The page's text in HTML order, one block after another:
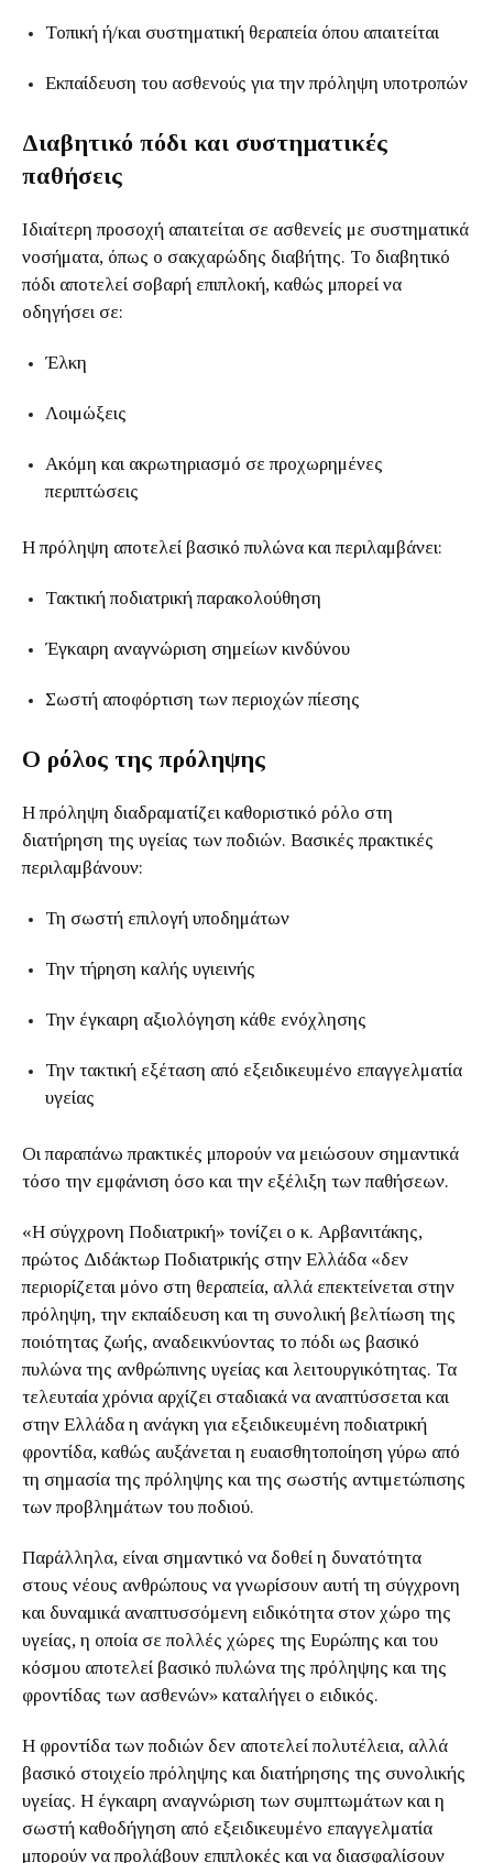
Τοπική ή/και συστηματική θεραπεία όπου απαιτείται
Εκπαίδευση του ασθενούς για την πρόληψη υποτροπών
Διαβητικό πόδι και συστηματικές
παθήσεις
Ιδιαίτερη προσοχή απαιτείται σε ασθενείς με συστηματικά
νοσήματα, όπως ο σακχαρώδης διαβήτης. Το διαβητικό
πόδι αποτελεί σοβαρή επιπλοκή, καθώς μπορεί να
οδηγήσει σε:
Έλκη
Λοιμώξεις
Ακόμη και ακρωτηριασμό σε προχωρημένες
περιπτώσεις
Η πρόληψη αποτελεί βασικό πυλώνα και περιλαμβάνει:
Τακτική ποδιατρική παρακολούθηση
Έγκαιρη αναγνώριση σημείων κινδύνου
Σωστή αποφόρτιση των περιοχών πίεσης
Ο ρόλος της πρόληψης
Η πρόληψη διαδραματίζει καθοριστικό ρόλο στη
διατήρηση της υγείας των ποδιών. Βασικές πρακτικές
περιλαμβάνουν:
Τη σωστή επιλογή υποδημάτων
Την τήρηση καλής υγιεινής
Την έγκαιρη αξιολόγηση κάθε ενόχλησης
Την τακτική εξέταση από εξειδικευμένο επαγγελματία
υγείας
Οι παραπάνω πρακτικές μπορούν να μειώσουν σημαντικά
τόσο την εμφάνιση όσο και την εξέλιξη των παθήσεων.
«Η σύγχρονη Ποδιατρική» τονίζει ο κ. Αρβανιτάκης,
πρώτος Διδάκτωρ Ποδιατρικής στην Ελλάδα «δεν
περιορίζεται μόνο στη θεραπεία, αλλά επεκτείνεται στην
πρόληψη, την εκπαίδευση και τη συνολική βελτίωση της
ποιότητας ζωής, αναδεικνύοντας το πόδι ως βασικό
πυλώνα της ανθρώπινης υγείας και λειτουργικότητας. Τα
τελευταία χρόνια αρχίζει σταδιακά να αναπτύσσεται και
στην Ελλάδα η ανάγκη για εξειδικευμένη ποδιατρική
φροντίδα, καθώς αυξάνεται η ευαισθητοποίηση γύρω από
τη σημασία της πρόληψης και της σωστής αντιμετώπισης
των προβλημάτων του ποδιού.
Παράλληλα, είναι σημαντικό να δοθεί η δυνατότητα
στους νέους ανθρώπους να γνωρίσουν αυτή τη σύγχρονη
και δυναμικά αναπτυσσόμενη ειδικότητα στον χώρο της
υγείας, η οποία σε πολλές χώρες της Ευρώπης και του
κόσμου αποτελεί βασικό πυλώνα της πρόληψης και της
φροντίδας των ασθενών» καταλήγει ο ειδικός.
Η φροντίδα των ποδιών δεν αποτελεί πολυτέλεια, αλλά
βασικό στοιχείο πρόληψης και διατήρησης της συνολικής
υγείας. Η έγκαιρη αναγνώριση των συμπτωμάτων και η
σωστή καθοδήγηση από εξειδικευμένο επαγγελματία
μπορούν να προλάβουν επιπλοκές και να διασφαλίσουν